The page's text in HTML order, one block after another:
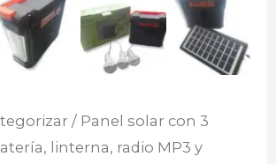
/ Panel solar con 3
linterna, radio MP3 y